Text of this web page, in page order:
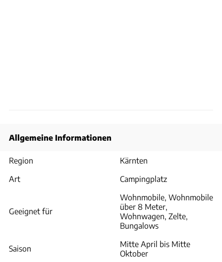
Allgemeine Informationen
Region
Kärnten
Art
Campingplatz
Geeignet für
Wohnmobile, Wohnmobile
über 8 Meter,
Wohnwagen, Zelte,
Bungalows
Saison
Mitte April bis Mitte
Oktober